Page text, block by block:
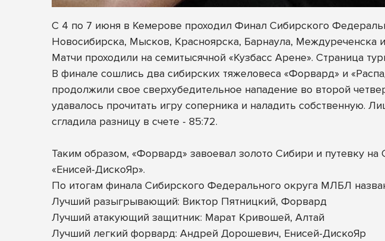
С 4 по 7 июня в Кемерове проходил Финал Сибирского
Новосибирска, Мысков, Красноярска, Барнаула, Междуреченска
Матчи проходили на семитысячной «Кузбасс Арене». Страница
В финале сошлись два сибирских тяжеловеса «Форвард» и
продолжили свое сверхубедительное нападение во второй
удавалось прочитать игру соперника и наладить собственную.
сгладила разницу в счете - 85:72.
Таким образом, «Форвард» завоевал золото Сибири и путевку
«Енисей-ДискоЯр».
По итогам финала Сибирского Федерального округа МЛБЛ
Лучший разыгрывающий: Виктор Пятницкий, Форвард
Лучший атакующий защитник: Марат Кривошей, Алтай
Лучший легкий форвард: Андрей Дорошевич, Енисей-ДискоЯр